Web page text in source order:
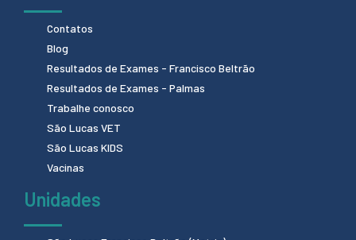
Contatos
Blog
Resultados de Exames - Francisco Beltrão
Resultados de Exames - Palmas
Trabalhe conosco
São Lucas VET
São Lucas KIDS
Vacinas
Unidades